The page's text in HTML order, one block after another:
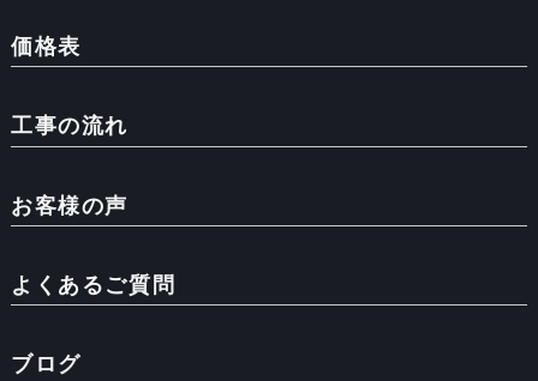
価格表
工事の流れ
お客様の声
よくあるご質問
ブログ